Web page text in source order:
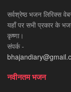
सर्वश्रेष्ठ भजन लिरिक्स
यहाँ पर सभी प्रकार के
कृष्णा।
संपर्क -
नवीनतम भजन